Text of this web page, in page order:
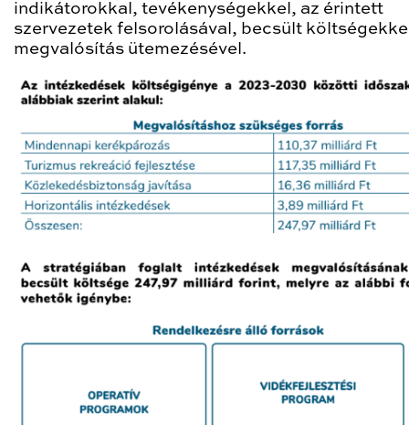
indikátorokkal, tevékenységekkel, az érintett
szervezetek felsorolásával, becsült
megvalósítás ütemezésével.